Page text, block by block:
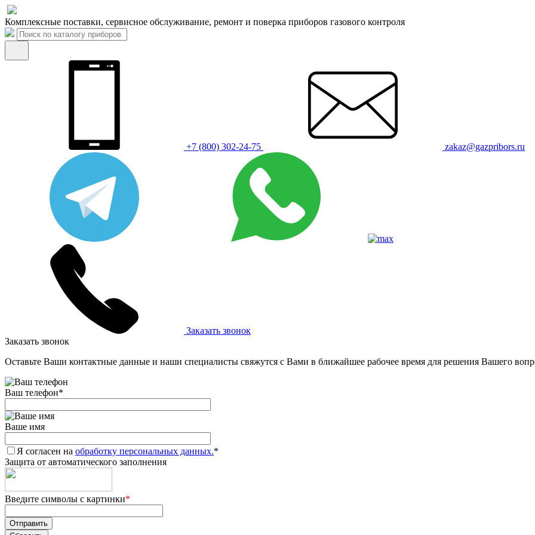
Комплексные поставки, сервисное обслуживание, ремонт и поверка приборов газового контроля
+7 (800) 302-24-75 zakaz@gazpribors.ru
Заказать звонок
Заказать звонок
Оставьте Ваши контактные данные и наши специалисты свяжутся с Вами в ближайшее рабочее время для решения Вашего
Ваш телефон*
Ваше имя
Я согласен на обработку персональных данных.*
Защита от автоматического заполнения
Введите символы с картинки*